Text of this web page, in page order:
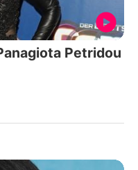
Petridou